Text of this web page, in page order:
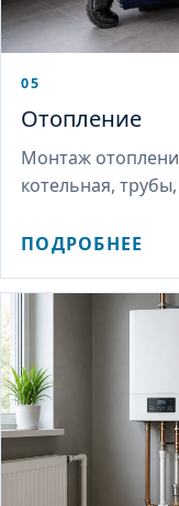
05
Отопление
Монтаж
котельная,
ПОДРОБНЕЕ